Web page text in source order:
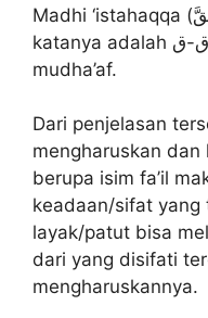
Madhi ‘istahaqqa (اسْتَحَقَّ) yang muta’aadi. Akar
katanya adalah ح-ق-ق sehingga disebut bina’
mudha’af.
Dari penjelasan
mengharuskan dan
berupa isim fa’il
keadaan/sifat
layak/patut bisa
dari yang disifati
mengharuskannya.